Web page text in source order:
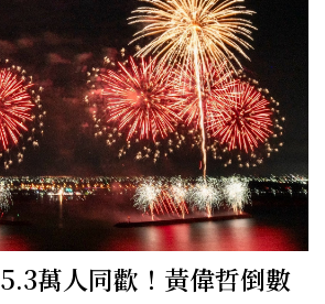
萬人同歡！黃偉哲倒數